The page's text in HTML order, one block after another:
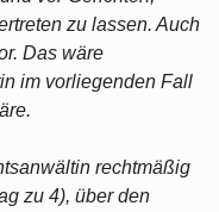
zu lassen. Auch
Das wäre
im vorliegenden Fall
rechtmäßig
zu 4), über den